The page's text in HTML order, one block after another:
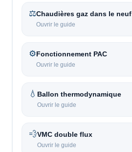
⚖️Chaudières gaz dans le neuf
Ouvrir le guide
⚙️Fonctionnement PAC
Ouvrir le guide
💧 Ballon thermodynamique
Ouvrir le guide
💨VMC double flux
Ouvrir le guide